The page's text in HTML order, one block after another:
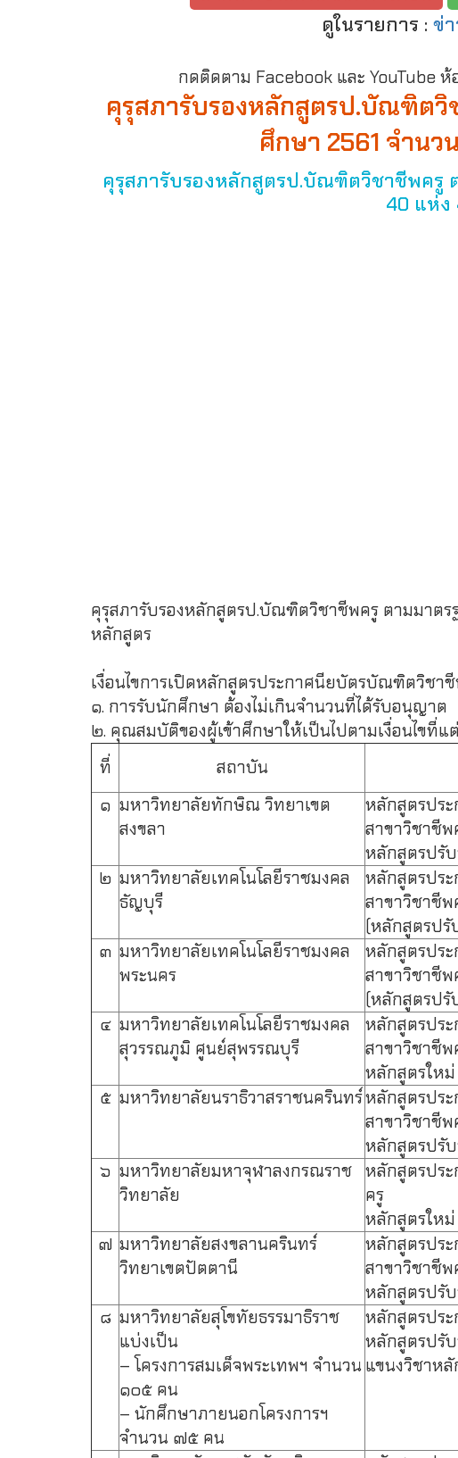
ดูในรายการ : ข่
กดติดตาม Facebook และ YouTube ห้
คุรุสภารับรองหลักสูตรป.บัณฑิตวิ
ศึกษา 2561 จำนว
คุรุสภารับรองหลักสูตรป.บัณฑิตวิชาชีพครู
40 แห่ง
คุรุสภารับรองหลักสูตรป.บัณฑิตวิชาชีพครู ตามมาตร
หลักสูตร
เงื่อนไขการเปิดหลักสูตรประกาศนียบัตรบัณฑิตวิชา
๑. การรับนักศึกษา ต้องไม่เกินจำนวนที่ได้รับอนุญาต
๒. คุณสมบัติของผู้เข้าศึกษาให้เป็นไปตามเงื่อนไขที่
ที่
สถาบัน
๑ มหาวิทยาลัยทักษิณ วิทยาเขต
สงขลา
หลักสูตรปร
สาขาวิชาชีพ
หลักสูตรปรั
๒ มหาวิทยาลัยเทคโนโลยีราชมงคล
ธัญบุรี
หลักสูตรปร
สาขาวิชาชีพ
(หลักสูตรป
๓ มหาวิทยาลัยเทคโนโลยีราชมงคล
พระนคร
หลักสูตรปร
สาขาวิชาชีพ
(หลักสูตรป
๔ มหาวิทยาลัยเทคโนโลยีราชมงคล
สุวรรณภูมิ ศูนย์สุพรรณบุรี
หลักสูตรปร
สาขาวิชาชีพ
หลักสูตรให
๕ มหาวิทยาลัยนราธิวาสราชนครินทร์หลักสูตรปร
สาขาวิชาชีพ
หลักสูตรปรั
๖ มหาวิทยาลัยมหาจุฬาลงกรณราช
วิทยาลัย
หลักสูตรปร
ครู
หลักสูตรให
๗ มหาวิทยาลัยสงขลานครินทร์
วิทยาเขตปัตตานี
หลักสูตรปร
สาขาวิชาชีพ
หลักสูตรปรั
๘ มหาวิทยาลัยสุโขทัยธรรมาธิราช
แบ่งเป็น
– โครงการสมเด็จพระเทพฯ จำนวน
๑๐๕ คน
– นักศึกษาภายนอกโครงการฯ
จำนวน ๗๕ คน
หลักสูตรปร
หลักสูตรปรั
แขนงวิชาห